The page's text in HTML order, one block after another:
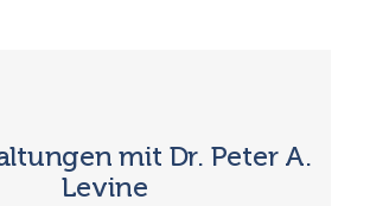
mit Dr. Peter A.
Levine